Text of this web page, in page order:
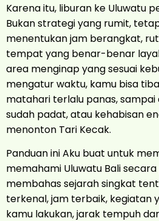
Karena itu, liburan ke Uluwatu
Bukan strategi yang rumit,
menentukan jam berangkat,
tempat yang benar-benar
area menginap yang sesuai
mengatur waktu, kamu bisa
matahari terlalu panas,
sudah padat, atau kehabisan
menonton Tari Kecak.
Panduan ini Aku buat untuk
memahami Uluwatu Bali
membahas sejarah singkat
terkenal, jam terbaik, kegiatan
kamu lakukan, jarak tempuh